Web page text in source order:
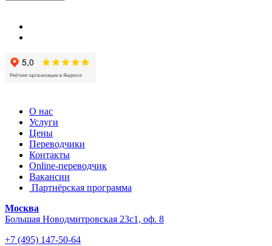
О нас
Услуги
Цены
Переводчики
Контакты
Online-переводчик
Вакансии
Партнёрская программа
Москва
Большая Новодмитровская 23с1, оф. 8
+7 (495) 147-50-64